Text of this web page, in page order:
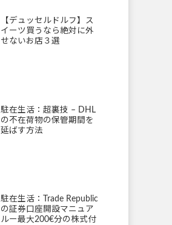
【デュッセルドルフ】ス
イーツ買うなら絶対に外
せないお店３選
駐在生活：超裏技 – DHL
の不在荷物の保管期間を
延ばす方法
駐在生活：Trade Republic
の証券口座開設マニュア
ルー最大200€分の株式付